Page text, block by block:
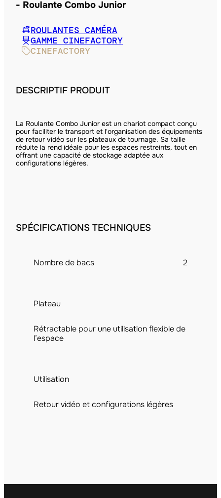
Roulante Combo Junior
ROULANTES CAMÉRA
GAMME CINEFACTORY
CINEFACTORY
DESCRIPTIF PRODUIT
La Roulante Combo Junior est un chariot compact conçu
pour faciliter le transport et l'organisation des équipements
de retour vidéo sur les plateaux de tournage. Sa taille
réduite la rend idéale pour les espaces restreints, tout en
offrant une capacité de stockage adaptée aux
configurations légères.
SPÉCIFICATIONS TECHNIQUES
Nombre de bacs 2
Plateau
Rétractable pour une utilisation flexible de
l’espace
Utilisation
Retour vidéo et configurations légères